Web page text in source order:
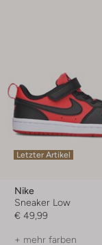
Letzter Artikel
Nike
Sneaker Low
€ 49,99
+ mehr farben